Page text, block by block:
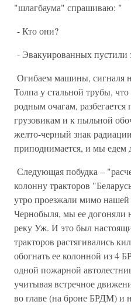
"шлагбаума" спрашиваю: "
- Кто они?
- Эвакуированных
Огибаем машины, сигналя
Толпа у стальной трубы,
родным очагам,
грузовикам и к пыльной
желто-черный знак
приподнимается, и мы едем
Следующая побудка –
колонну тракторов
утро проезжали мимо
Чернобыля, мы ее догоняли
реку Уж. И это был
тракторов растягивались
обогнать ее колонной из
одной пожарной
учитывая встречное
во главе (на броне БРДМ) и